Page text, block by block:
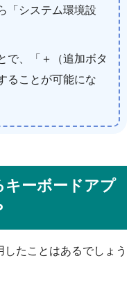
「システム環境設
で、「＋（追加ボタ
ることが可能にな
キーボードアプ
たことはあるでしょう